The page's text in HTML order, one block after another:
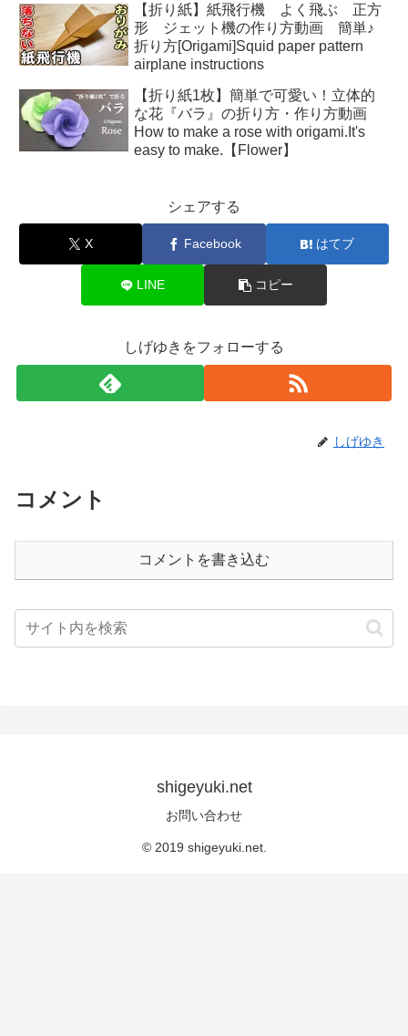
【折り紙】紙飛行機 よく飛ぶ 正方
形 ジェット機の作り方動画 簡単♪
折り方[Origami]Squid paper pattern
airplane instructions
【折り紙1枚】簡単で可愛い！立体的
な花『バラ』の折り方・作り方動画
How to make a rose with origami.It's
easy to make.【Flower】
シェアする
X Facebook はてブ
LINE コピー
しげゆきをフォローする
しげゆき
コメント
コメントを書き込む
shigeyuki.net
お問い合わせ
© 2019 shigeyuki.net.